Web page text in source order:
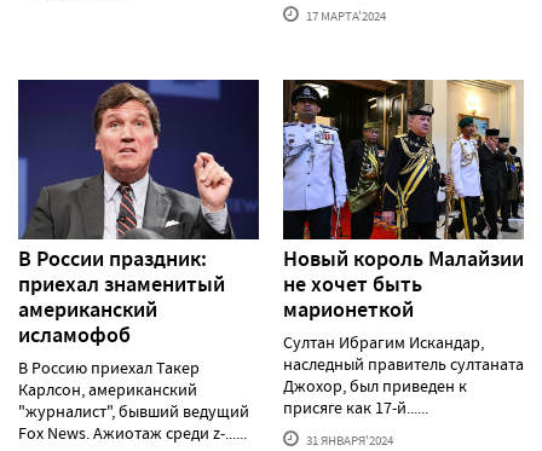
17 МАРТА'2024
В России праздник:
приехал знаменитый
американский
исламофоб
В Россию приехал Такер
Карлсон, американский
"журналист", бывший ведущий
Fox News. Ажиотаж среди z-......
Новый король Малайзии
не хочет быть
марионеткой
Султан Ибрагим Искандар,
наследный правитель султаната
Джохор, был приведен к
присяге как 17-й......
31 ЯНВАРЯ'2024